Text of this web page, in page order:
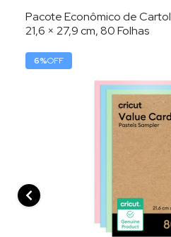
Pacote Econômico de
21,6 × 27,9 cm, 80 Folhas
6%OFF